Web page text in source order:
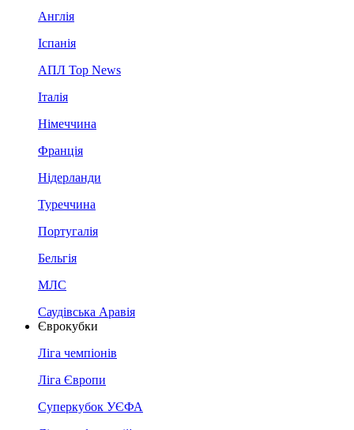
Англія
Іспанія
АПЛ Top News
Італія
Німеччина
Франція
Нідерланди
Туреччина
Португалія
Бельгія
МЛС
Саудівська Аравія
Єврокубки
Ліга чемпіонів
Ліга Європи
Суперкубок УЄФА